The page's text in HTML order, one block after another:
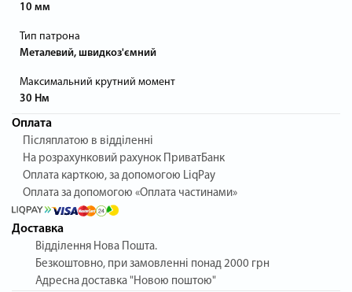
10 мм
Тип патрона
Металевий, швидкоз'ємний
Максимальний крутний момент
30 Нм
Оплата
Післяплатою в відділенні
На розрахунковий рахунок ПриватБанк
Оплата карткою, за допомогою LiqPay
Оплата за допомогою «Оплата частинами»
Доставка
Відділення Нова Пошта.
Безкоштовно, при замовленні понад 2000 грн
Адресна доставка "Новою поштою"